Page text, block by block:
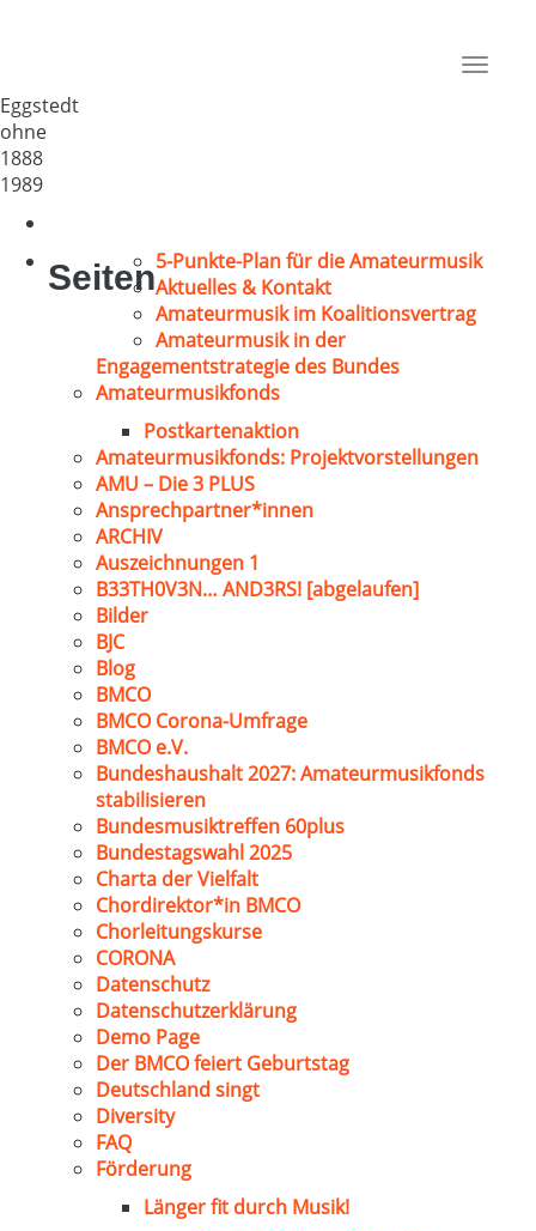
Toggle
Eggstedt
ohne
1888
1989
Seiten5-Punkte-Plan für die Amateurmusik
Aktuelles & Kontakt
Amateurmusik im Koalitionsvertrag
Amateurmusik in der
Engagementstrategie des Bundes
Amateurmusikfonds
Postkartenaktion
Amateurmusikfonds: Projektvorstellungen
AMU – Die 3 PLUS
Ansprechpartner*innen
ARCHIV
Auszeichnungen 1
B33TH0V3N… AND3RS! [abgelaufen]
Bilder
BJC
Blog
BMCO
BMCO Corona-Umfrage
BMCO e.V.
Bundeshaushalt 2027: Amateurmusikfonds
stabilisieren
Bundesmusiktreffen 60plus
Bundestagswahl 2025
Charta der Vielfalt
Chordirektor*in BMCO
Chorleitungskurse
CORONA
Datenschutz
Datenschutzerklärung
Demo Page
Der BMCO feiert Geburtstag
Deutschland singt
Diversity
FAQ
Förderung
Länger fit durch Musik!